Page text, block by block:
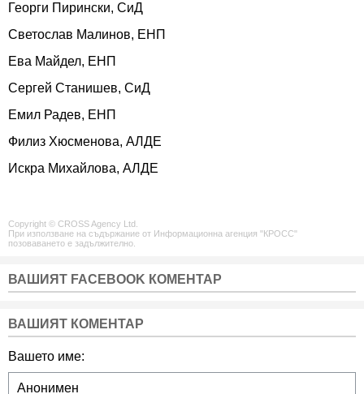
Георги Пирински, СиД
Светослав Малинов, ЕНП
Ева Майдел, ЕНП
Сергей Станишев, СиД
Емил Радев, ЕНП
Филиз Хюсменова, АЛДЕ
Искра Михайлова, АЛДЕ
Copyright © CROSS Agency Ltd.
При използване на съдържание от Информационна агенция "КРОСС"
позоваването е задължително.
ВАШИЯТ FACEBOOK КОМЕНТАР
ВАШИЯТ КОМЕНТАР
Вашето име: